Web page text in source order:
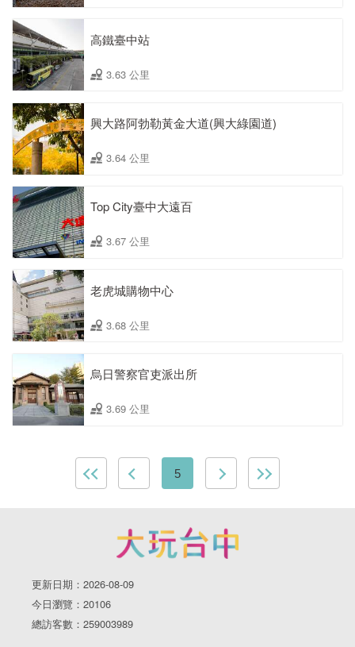
高鐵臺中站
3.63 公里
興大路阿勃勒黃金大道(興大綠園道)
3.64 公里
Top City臺中大遠百
3.67 公里
老虎城購物中心
3.68 公里
烏日警察官吏派出所
3.69 公里
5
更新日期：2026-08-09
今日瀏覽：20106
總訪客數：259003989